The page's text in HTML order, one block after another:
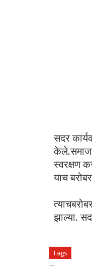
सदर
स्वरक्षण
याच
झाल्या.
Tags